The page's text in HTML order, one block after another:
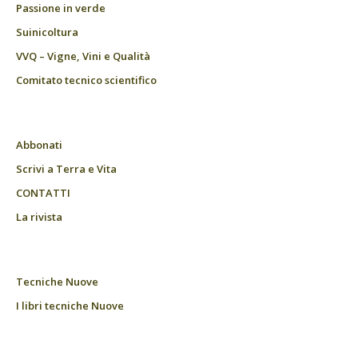
Passione in verde
Suinicoltura
VVQ – Vigne, Vini e Qualità
Comitato tecnico scientifico
Abbonati
Scrivi a Terra e Vita
CONTATTI
La rivista
Tecniche Nuove
I libri tecniche Nuove